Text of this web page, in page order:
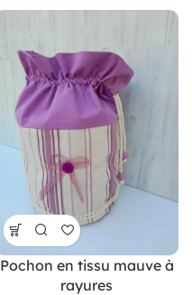
Pochon en tissu mauve à
rayures